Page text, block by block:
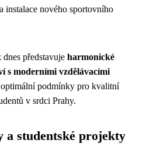
nového sportovního
představuje harmonické
s moderními vzdělávacími
podmínky pro kvalitní
v srdci Prahy.
studentské projekty